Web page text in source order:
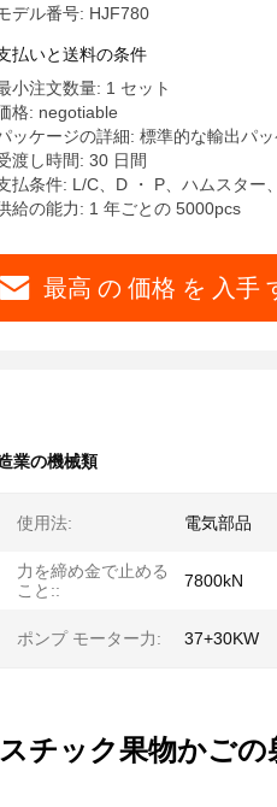
デル番号: HJF780
払いと送料の条件
小注文数量: 1 セット
格: negotiable
ッケージの詳細: 標準的な輸出パ
渡し時間: 30 日間
払条件: L/C、D ・ P、ハムスター
給の能力: 1 年ごとの 5000pcs
最高 の 価格 を 入手
業の機械類
使用法: 電気部品
力を締め金で止める
こと::
7800kN
ポンプ モーター力: 37+30KW
チック果物かごの